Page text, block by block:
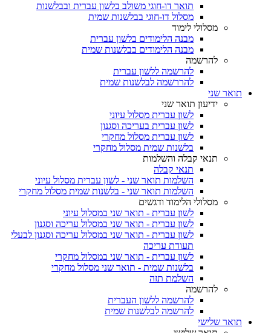
תואר דו-חוגי משולב בלשון עברית ובבלשנות
מסלול דו-חוגי בבלשנות שמית
מסלולי לימוד
מבנה הלימודים בלשון עברית
מבנה הלימודים בבלשנות שמית
להרשמה
להרשמה ללשון עברית
להררשמה לבלשנות שמית
תואר שני
ידיעון תואר שני
לשון עברית מסלול עיוני
לשון עברית בעריכה וסגנון
לשון עברית מסלול מחקרי
בלשנות שמית מסלול מחקרי
תנאי קבלה והשלמות
תנאי קבלה
השלמות תואר שני - לשון עברית מסלול עיוני
השלמות תואר שני - בלשנות שמית מסלול מחקרי
מסלולי הלימוד ודגשים
לשון עברית - תואר שני במסלול עיוני
לשון עברית - תואר שני במסלול עריכה וסגנון
לשון עברית - תואר שני במסלול עריכה וסגנון לבעלי
תעודת עריכה
לשון עברית - תואר שני במסלול מחקרי
בלשנות שמית - תואר שני מסלול מחקרי
השלמת תזה
להרשמה
להרשמה ללשון העברית
להרשמה לבלשנות שמית
תואר שלישי